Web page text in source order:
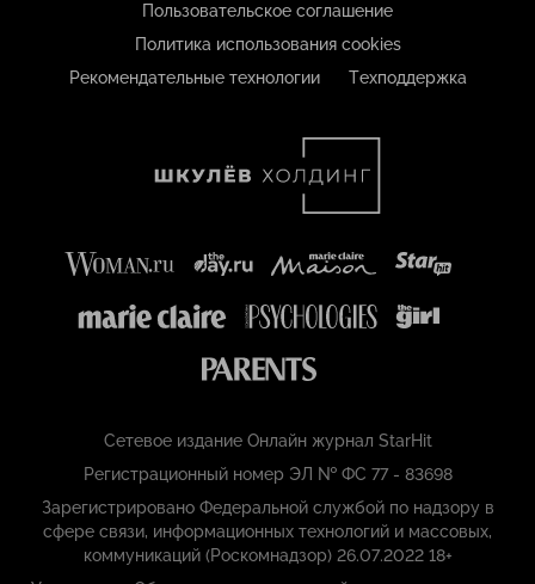
Пользовательское соглашение
Политика использования cookies
Рекомендательные технологии
Техподдержка
Сетевое издание Онлайн журнал StarHit
Регистрационный номер ЭЛ № ФС 77 - 83698
Зарегистрировано Федеральной службой по надзору в
сфере связи, информационных технологий и массовых,
коммуникаций (Роскомнадзор) 26.07.2022 18+